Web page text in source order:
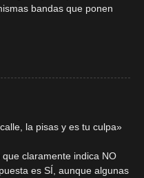
bandas que ponen
la pisas y es tu culpa»
claramente indica NO
es SÍ, aunque algunas